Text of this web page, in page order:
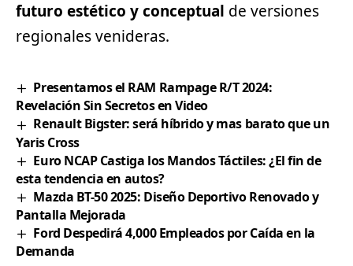
futuro estético y conceptual de versiones
regionales venideras.
Presentamos el RAM Rampage R/T 2024:
Revelación Sin Secretos en Video
Renault Bigster: será híbrido y mas barato que un
Yaris Cross
Euro NCAP Castiga los Mandos Táctiles: ¿El fin de
esta tendencia en autos?
Mazda BT-50 2025: Diseño Deportivo Renovado y
Pantalla Mejorada
Ford Despedirá 4,000 Empleados por Caída en la
Demanda